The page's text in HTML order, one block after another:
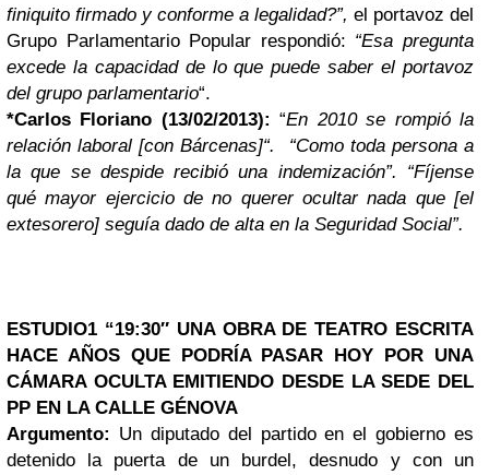
finiquito firmado y conforme a legalidad?”, el portavoz del
Grupo Parlamentario Popular respondió: “Esa pregunta
excede la capacidad de lo que puede saber el portavoz
del grupo parlamentario“.
*Carlos Floriano (13/02/2013): “En 2010 se rompió la
relación laboral [con Bárcenas]“. “Como toda persona a
la que se despide recibió una indemización”. “Fíjense
qué mayor ejercicio de no querer ocultar nada que [el
extesorero] seguía dado de alta en la Seguridad Social”.
ESTUDIO1 “19:30″ UNA OBRA DE TEATRO ESCRITA
HACE AÑOS QUE PODRÍA PASAR HOY POR UNA
CÁMARA OCULTA EMITIENDO DESDE LA SEDE DEL
PP EN LA CALLE GÉNOVA
Argumento: Un diputado del partido en el gobierno es
detenido la puerta de un burdel, desnudo y con un